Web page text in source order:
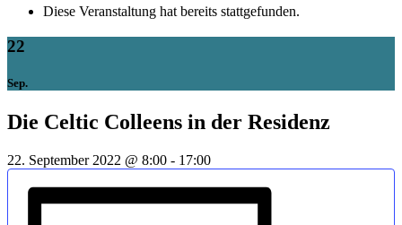
Diese Veranstaltung hat bereits stattgefunden.
22
Sep.
Die Celtic Colleens in der Residenz
22. September 2022 @ 8:00 - 17:00